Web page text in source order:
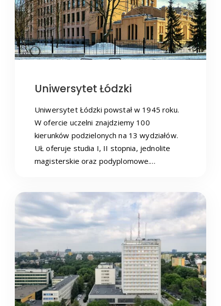
Uniwersytet Łódzki
Uniwersytet Łódzki powstał w 1945 roku.
W ofercie uczelni znajdziemy 100
kierunków podzielonych na 13 wydziałów.
UŁ oferuje studia I, II stopnia, jednolite
magisterskie oraz podyplomowe.…